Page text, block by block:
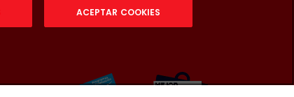
ACEPTAR COOKIES